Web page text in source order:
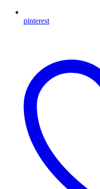
pinterest